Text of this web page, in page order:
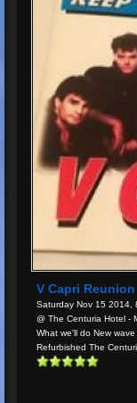
V Capri Reunion
Saturday Nov 15 2014,
@ The Centuria Hotel -
What we'll do New
Refurbished The